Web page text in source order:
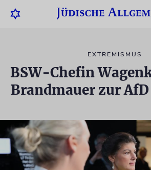
EXTREMISMUS
BSW-Chefin
Brandmauer zur